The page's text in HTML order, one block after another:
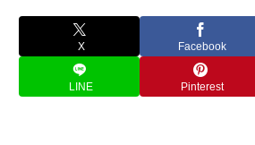
X Facebook
LINE Pinterest